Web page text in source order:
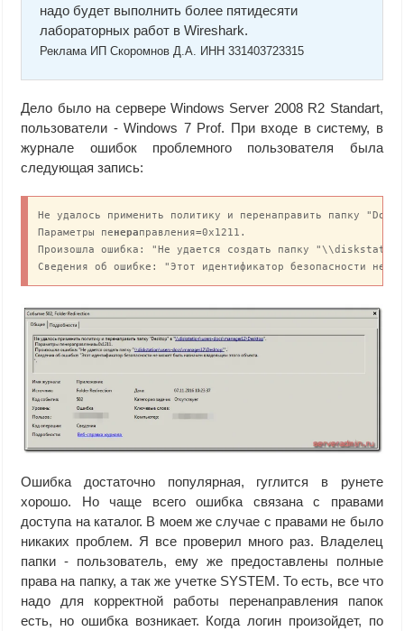
надо будет выполнить более пятидесяти
лабораторных работ в Wireshark.
Реклама ИП Скоромнов Д.А. ИНН 331403723315
Дело было на сервере Windows Server 2008 R2 Standart,
пользователи - Windows 7 Prof. При входе в систему, в
журнале ошибок проблемного пользователя была
следующая запись:
Не удалось применить политику и перенаправить папку
Параметры пенераправления=0x1211.
Произошла ошибка: "Не удается создать папку
Сведения об ошибке: "Этот идентификатор безопасности не
Ошибка достаточно популярная, гуглится в рунете
хорошо. Но чаще всего ошибка связана с правами
доступа на каталог. В моем же случае с правами не было
никаких проблем. Я все проверил много раз. Владелец
папки - пользователь, ему же предоставлены полные
права на папку, а так же учетке SYSTEM. То есть, все что
надо для корректной работы перенаправления папок
есть, но ошибка возникает. Когда логин произойдет, по